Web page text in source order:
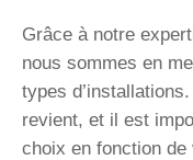
Grâce à notre
nous sommes en
types
revient, et il est
choix en fonction